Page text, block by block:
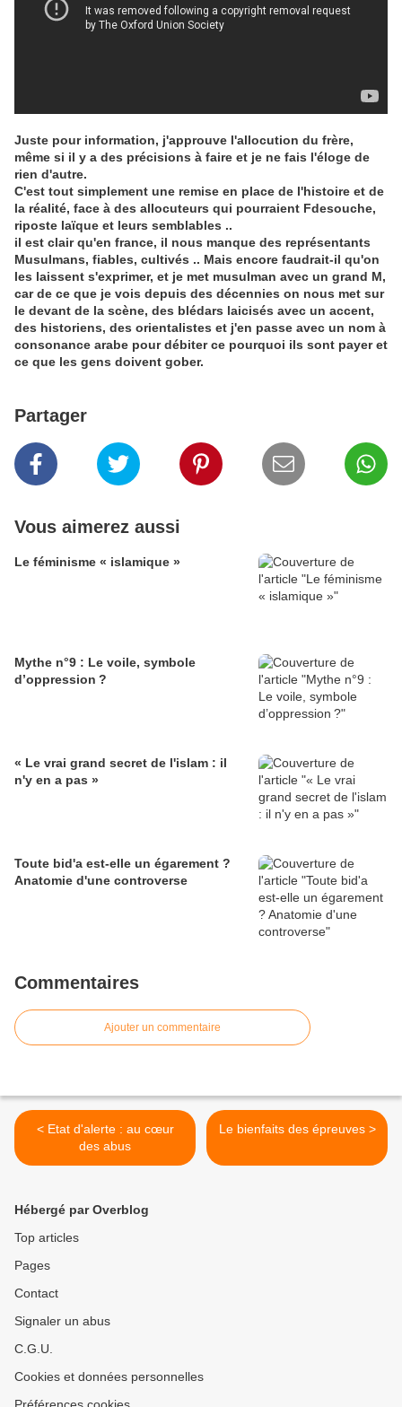
Juste pour information, j'approuve l'allocution du frère,
même si il y a des précisions à faire et je ne fais l'éloge de
rien d'autre.
C'est tout simplement une remise en place de l'histoire et de
la réalité, face à des allocuteurs qui pourraient Fdesouche,
riposte laïque et leurs semblables ..
il est clair qu'en france, il nous manque des représentants
Musulmans, fiables, cultivés .. Mais encore faudrait-il qu'on
les laissent s'exprimer, et je met musulman avec un grand M,
car de ce que je vois depuis des décennies on nous met sur
le devant de la scène, des blédars laicisés avec un accent,
des historiens, des orientalistes et j'en passe avec un nom à
consonance arabe pour débiter ce pourquoi ils sont payer et
ce que les gens doivent gober.
Partager
Vous aimerez aussi
Le féminisme « islamique »
Mythe n°9 : Le voile, symbole
d’oppression ?
« Le vrai grand secret de l'islam : il
n'y en a pas »
Toute bid'a est-elle un égarement ?
Anatomie d'une controverse
Commentaires
Ajouter un commentaire
< Etat d'alerte : au cœur
des abus
Le bienfaits des épreuves >
Hébergé par Overblog
Top articles
Pages
Contact
Signaler un abus
C.G.U.
Cookies et données personnelles